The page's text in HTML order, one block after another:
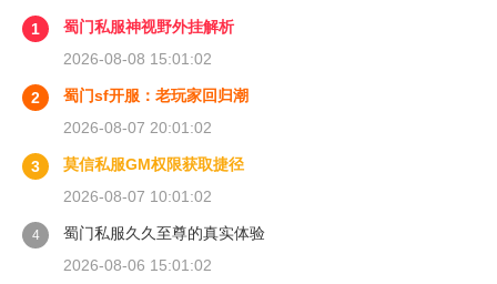
1
蜀门私服神视野外挂解析
2026-08-08 15:01:02
2
蜀门sf开服：老玩家回归潮
2026-08-07 20:01:02
3
莫信私服GM权限获取捷径
2026-08-07 10:01:02
4
蜀门私服久久至尊的真实体验
2026-08-06 15:01:02